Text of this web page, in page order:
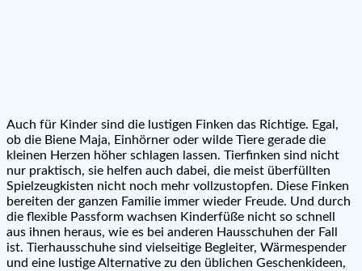
Auch für Kinder sind die lustigen Finken das Richtige. Egal,
ob die Biene Maja, Einhörner oder wilde Tiere gerade die
kleinen Herzen höher schlagen lassen. Tierfinken sind nicht
nur praktisch, sie helfen auch dabei, die meist überfüllten
Spielzeugkisten nicht noch mehr vollzustopfen. Diese Finken
bereiten der ganzen Familie immer wieder Freude. Und durch
die flexible Passform wachsen Kinderfüße nicht so schnell
aus ihnen heraus, wie es bei anderen Hausschuhen der Fall
ist. Tierhausschuhe sind vielseitige Begleiter, Wärmespender
und eine lustige Alternative zu den üblichen Geschenkideen,